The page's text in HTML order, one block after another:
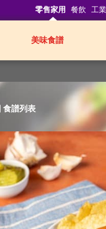
零售家用 餐飲 工
美味食譜